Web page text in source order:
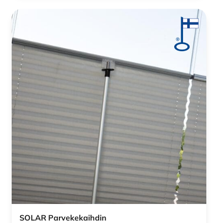
SOLAR Parvekekaihdin